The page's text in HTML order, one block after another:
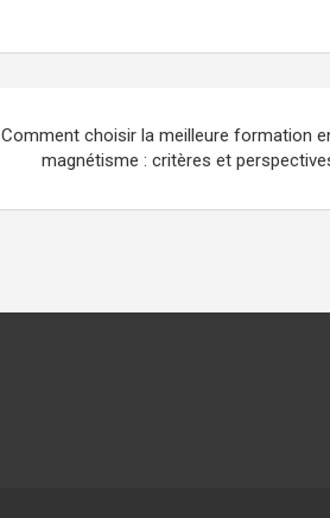
Comment choisir la meilleure formation
magnétisme : critères et